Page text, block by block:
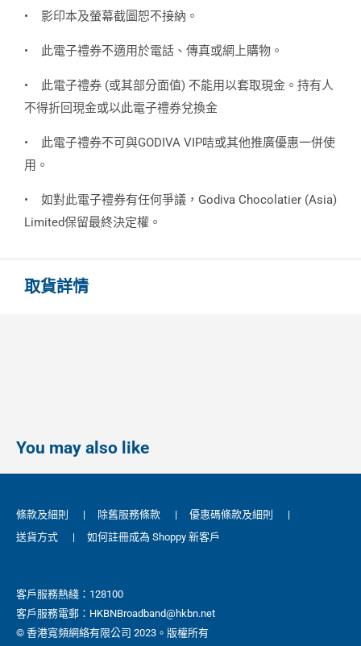
• 影印本及螢幕截圖恕不接納。
• 此電子禮券不適用於電話、傳真或網上購物。
•
此電子禮券 (或其部分面值) 不能用以套取現金。持有人
不得折回現金或以此電子禮券兌換金
•
此電子禮券不可與GODIVA VIP咭或其他推廣優惠一併使
用。
•
如對此電子禮券有任何爭議，Godiva Chocolatier (Asia)
Limited保留最終決定權。
取貨詳情
You may also like
條款及細則 | 除舊服務條款 | 優惠碼條款及細則
|
送貨方式
| 如何註冊成為 Shoppy 新客戶
客戶服務熱綫：128100
客戶服務電郵：HKBNBroadband@hkbn.net
© 香港寬頻網絡有限公司 2023。版權所有